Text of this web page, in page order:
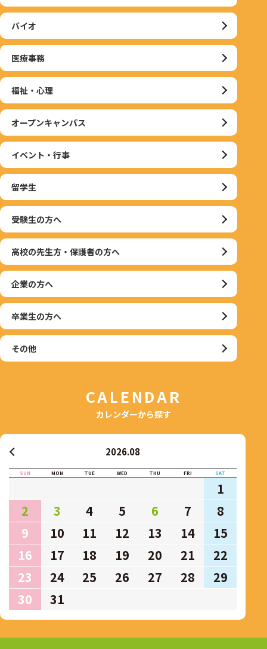
バイオ
医療事務
福祉・心理
オープンキャンパス
イベント・行事
留学生
受験生の方へ
高校の先生方・保護者の方へ
企業の方へ
卒業生の方へ
その他
CALENDAR
カレンダーから探す
2026.08
SUN MON TUE WED THU FRI SAT
1
2
3 4 5 6 7
8
9
10 11 12 13 14
15
16
17 18 19 20 21
22
23
24 25 26 27 28
29
30
31